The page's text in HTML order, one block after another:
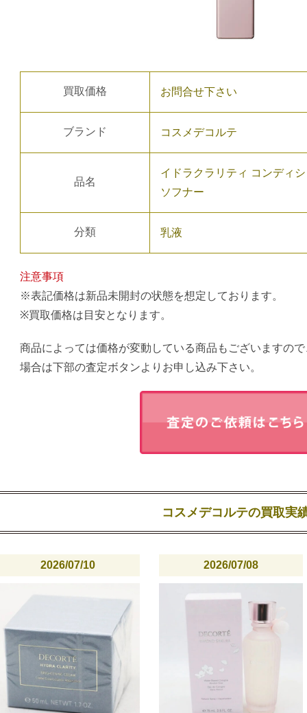
買取価格 お問合せ下さい
ブランド コスメデコルテ
品名
イドラクラリティ コンディ
ソフナー
分類 乳液
注意事項
※表記価格は新品未開封の状態を想定しております。
※買取価格は目安となります。
商品によっては価格が変動している商品もございますの
場合は下部の査定ボタンよりお申し込み下さい。
コスメデコルテの買取実
2026/07/10 2026/07/08